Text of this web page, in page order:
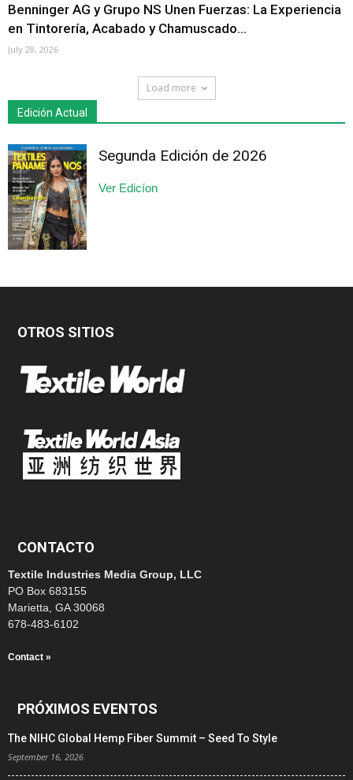
Benninger AG y Grupo NS Unen Fuerzas: La Experiencia
en Tintorería, Acabado y Chamuscado...
July 28, 2026
Load more
Edición Actual
Segunda Edición de 2026
Ver Edicíon
OTROS SITIOS
CONTACTO
Textile Industries Media Group, LLC
PO Box 683155
Marietta, GA 30068
678-483-6102
Contact »
PRÓXIMOS EVENTOS
The NIHC Global Hemp Fiber Summit – Seed To Style
September 16, 2026